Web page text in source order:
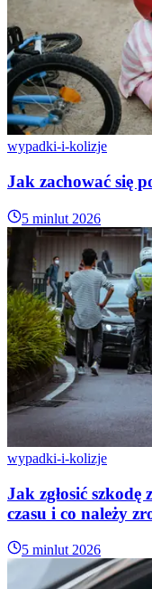
wypadki-i-kolizje
Jak zachować się
5 minlut 2026
wypadki-i-kolizje
Jak zgłosić
czasu i co należy
5 minlut 2026